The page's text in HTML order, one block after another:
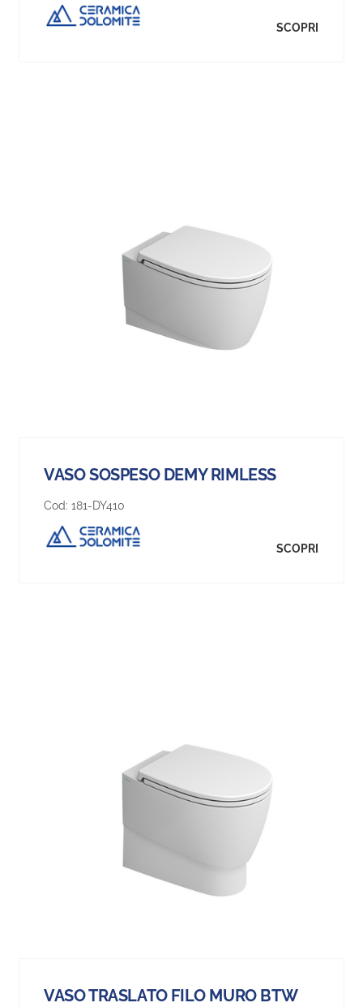
SCOPRI
VASO SOSPESO DEMY RIMLESS
Cod: 181-DY410
SCOPRI
VASO TRASLATO FILO MURO BTW